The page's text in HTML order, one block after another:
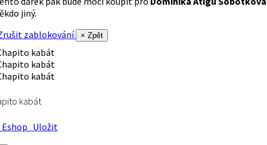
jiný.
zablokování
× Zpět
kabát
Uložit